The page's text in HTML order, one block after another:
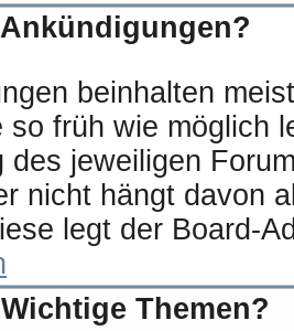
beinhalten
so früh wie möglich
des jeweiligen
nicht hängt davon
legt der Board-
Themen?